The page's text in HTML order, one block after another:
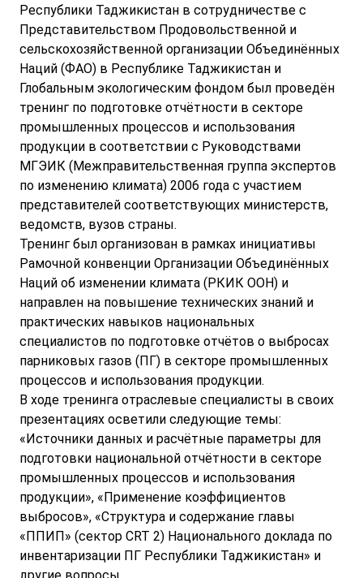
Республики Таджикистан в сотрудничестве с
Представительством Продовольственной и
сельскохозяйственной организации Объединённых
Наций (ФАО) в Республике Таджикистан и
Глобальным экологическим фондом был проведён
тренинг по подготовке отчётности в секторе
промышленных процессов и использования
продукции в соответствии с Руководствами
МГЭИК (Межправительственная группа экспертов
по изменению климата) 2006 года с участием
представителей соответствующих министерств,
ведомств, вузов страны.
Тренинг был организован в рамках инициативы
Рамочной конвенции Организации Объединённых
Наций об изменении климата (РКИК ООН) и
направлен на повышение технических знаний и
практических навыков национальных
специалистов по подготовке отчётов о выбросах
парниковых газов (ПГ) в секторе промышленных
процессов и использования продукции.
В ходе тренинга отраслевые специалисты в своих
презентациях осветили следующие темы:
«Источники данных и расчётные параметры для
подготовки национальной отчётности в секторе
промышленных процессов и использования
продукции», «Применение коэффициентов
выбросов», «Структура и содержание главы
«ППИП» (сектор CRT 2) Национального доклада по
инвентаризации ПГ Республики Таджикистан» и